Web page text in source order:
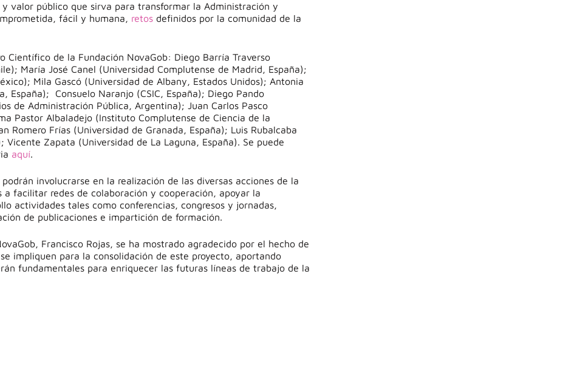
valor público que sirva para transformar la Administración y
fácil y humana, retos definidos por la comunidad de la
Científico de la Fundación NovaGob: Diego Barría Traverso
María José Canel (Universidad Complutense de Madrid, España);
Mila Gascó (Universidad de Albany, Estados Unidos); Antonia
España); Consuelo Naranjo (CSIC, España); Diego Pando
de Administración Pública, Argentina); Juan Carlos Pasco
Pastor Albaladejo (Instituto Complutense de Ciencia de la
Romero Frías (Universidad de Granada, España); Luis Rubalcaba
Vicente Zapata (Universidad de La Laguna, España). Se puede
aquí.
involucrarse en la realización de las diversas acciones de la
a facilitar redes de colaboración y cooperación, apoyar la
actividades tales como conferencias, congresos y jornadas,
de publicaciones e impartición de formación.
Francisco Rojas, se ha mostrado agradecido por el hecho de
impliquen para la consolidación de este proyecto, aportando
fundamentales para enriquecer las futuras líneas de trabajo de la